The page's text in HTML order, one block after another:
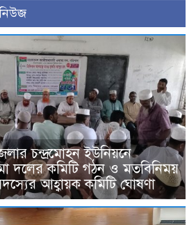
চন্দ্রমোহন ইউনিয়নে
দলের কমিটি গঠন ও মতবিনিময়
আহ্বায়ক কমিটি ঘোষণা